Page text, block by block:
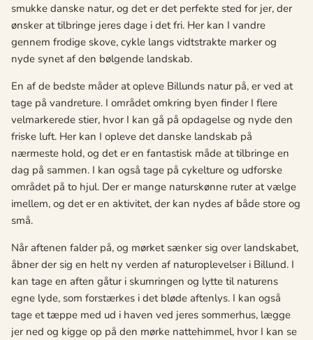
smukke danske natur, og det er det perfekte sted for jer, der
ønsker at tilbringe jeres dage i det fri. Her kan I vandre
gennem frodige skove, cykle langs vidtstrakte marker og
nyde synet af den bølgende landskab.
En af de bedste måder at opleve Billunds natur på, er ved at
tage på vandreture. I området omkring byen finder I flere
velmarkerede stier, hvor I kan gå på opdagelse og nyde den
friske luft. Her kan I opleve det danske landskab på
nærmeste hold, og det er en fantastisk måde at tilbringe en
dag på sammen. I kan også tage på cykelture og udforske
området på to hjul. Der er mange naturskønne ruter at vælge
imellem, og det er en aktivitet, der kan nydes af både store og
små.
Når aftenen falder på, og mørket sænker sig over landskabet,
åbner der sig en helt ny verden af naturoplevelser i Billund. I
kan tage en aften gåtur i skumringen og lytte til naturens
egne lyde, som forstærkes i det bløde aftenlys. I kan også
tage et tæppe med ud i haven ved jeres sommerhus, lægge
jer ned og kigge op på den mørke nattehimmel, hvor I kan se